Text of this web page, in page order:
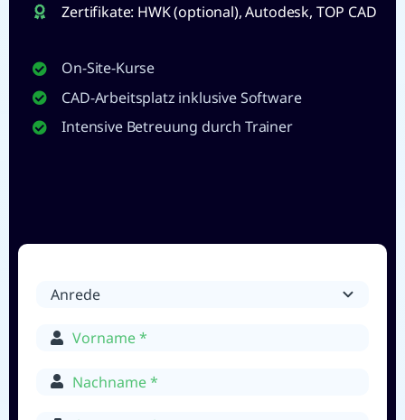
Zertifikate: HWK (optional), Autodesk, TOP CAD
On-Site-Kurse
CAD-Arbeitsplatz inklusive Software
Intensive Betreuung durch Trainer